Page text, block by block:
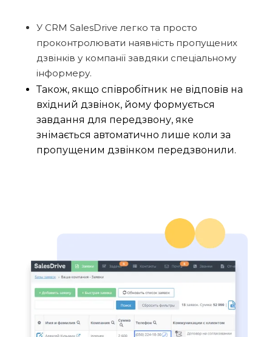
У CRM SalesDrive легко та просто
проконтролювати наявність пропущених
дзвінків у компанії завдяки спеціальному
інформеру.
Також, якщо співробітник не відповів на
вхідний дзвінок, йому формується
завдання для передзвону, яке
знімається автоматично лише коли за
пропущеним дзвінком передзвонили.